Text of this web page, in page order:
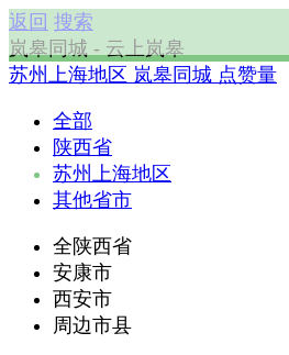
返回 搜索
岚皋同城 - 云上岚皋
苏州上海地区 岚皋同城 点赞量
全部
陕西省
苏州上海地区
其他省市
全陕西省
安康市
西安市
周边市县